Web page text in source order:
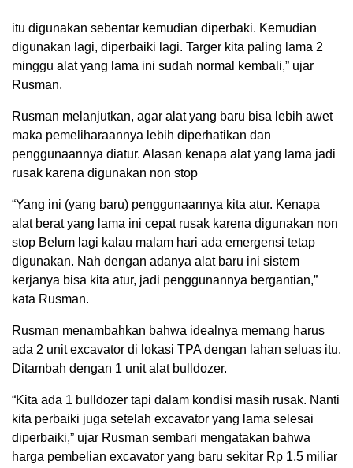
itu digunakan sebentar kemudian diperbaki. Kemudian
digunakan lagi, diperbaiki lagi. Targer kita paling lama 2
minggu alat yang lama ini sudah normal kembali,” ujar
Rusman.
Rusman melanjutkan, agar alat yang baru bisa lebih awet
maka pemeliharaannya lebih diperhatikan dan
penggunaannya diatur. Alasan kenapa alat yang lama jadi
rusak karena digunakan non stop
“Yang ini (yang baru) penggunaannya kita atur. Kenapa
alat berat yang lama ini cepat rusak karena digunakan non
stop Belum lagi kalau malam hari ada emergensi tetap
digunakan. Nah dengan adanya alat baru ini sistem
kerjanya bisa kita atur, jadi penggunannya bergantian,”
kata Rusman.
Rusman menambahkan bahwa idealnya memang harus
ada 2 unit excavator di lokasi TPA dengan lahan seluas itu.
Ditambah dengan 1 unit alat bulldozer.
“Kita ada 1 bulldozer tapi dalam kondisi masih rusak. Nanti
kita perbaiki juga setelah excavator yang lama selesai
diperbaiki,” ujar Rusman sembari mengatakan bahwa
harga pembelian excavator yang baru sekitar Rp 1,5 miliar